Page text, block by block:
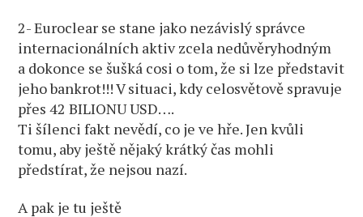
2- Euroclear se stane jako nezávislý správce
internacionálních aktiv zcela nedůvěryhodným
a dokonce se šušká cosi o tom, že si lze představit
jeho bankrot!!! V situaci, kdy celosvětově spravuje
přes 42 BILIONU USD….
Ti šílenci fakt nevědí, co je ve hře. Jen kvůli
tomu, aby ještě nějaký krátký čas mohli
předstírat, že nejsou nazí.
A pak je tu ještě